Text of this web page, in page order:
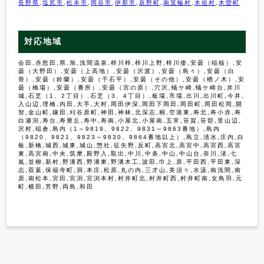
長野県 ,塩尻市 ,松本市 岡谷市 ,伊那市 辰野町 ,南箕輪村 ,木祖村 ,木曽町
対応地域
会田,赤怒田,県,旭,浅間温泉,梓川梓,梓川上野,梓川倭,安曇（稲核）,安
曇（大野田）,安曇（上高地）,安曇（沢渡）,安曇（島々）,安曇（白
骨）,安曇（鈴蘭）,安曇（千石平）,安曇（その他）,安曇（楢ノ木）,安
曇（橋場）,安曇（番所）,安曇（宮の原）,穴沢,蟻ケ崎,蟻ケ崎台,井川
城,石芝（1、2丁目）,石芝（3、4丁目）,板場,市場,出川,出川町,今井,
入山辺,埋橋,内田,大手,大村,岡田伊深,岡田下岡田,岡田町,岡田松岡,開
智,金山町,鎌田,刈谷原町,神田,神林,北深志,桐,空港東,寿北,寿小赤,寿
白瀬渕,寿台,寿豊丘,寿中,寿南,小屋北,小屋南,五常,笹賀,笹部,里山辺,
沢村,稲倉,島内（1～9819、9822、9831～9863番地）,島内
（9820、9821、9823～9830、9864番地以上）,島立,清水,庄内,白
板,新橋,城西,城東,城山,惣社,征矢野,反町,高宮北,高宮中,高宮西,高宮
東,高宮南,中央,筑摩,殿野入,取出,中川,中条,中山,中山台,奈川,渚,七
嵐,並柳,新村,野溝西,野溝東,野溝木工,波田,巾上,原,平田西,平田東,深
志,双葉,保福寺町,洞,本庄,松原,丸の内,三才山,美須々,水汲,南浅間,南
原,南松本,宮田,宮渕,宮渕本村,村井町北,村井町西,村井町南,女鳥羽,元
町,横田,芳野,両島,和田